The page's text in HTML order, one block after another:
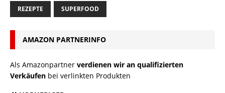
REZEPTE SUPERFOOD
AMAZON PARTNERINFO
Als Amazonpartner verdienen wir an qualifizierten
Verkäufen bei verlinkten Produkten